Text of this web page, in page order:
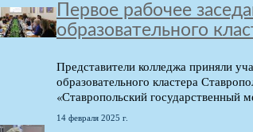
Первое рабочее
образовательного
Представители колледжа приняли
образовательного кластера
«Ставропольский государственный
14 февраля 2025 г.